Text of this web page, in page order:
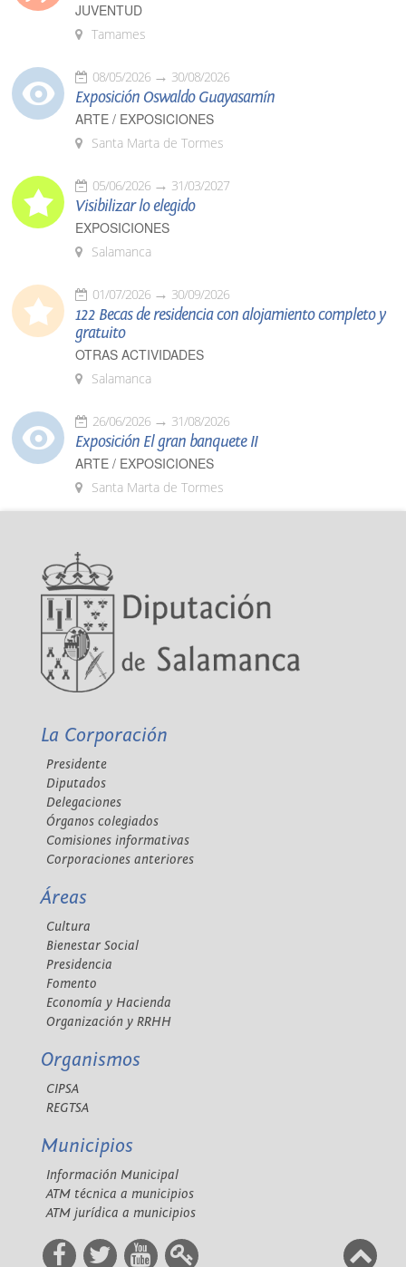
JUVENTUD
Tamames
08/05/2026 30/08/2026
Exposición Oswaldo Guayasamín
ARTE / EXPOSICIONES
Santa Marta de Tormes
05/06/2026 31/03/2027
Visibilizar lo elegido
EXPOSICIONES
Salamanca
01/07/2026 30/09/2026
122 Becas de residencia con alojamiento completo y
gratuito
OTRAS ACTIVIDADES
Salamanca
26/06/2026 31/08/2026
Exposición El gran banquete II
ARTE / EXPOSICIONES
Santa Marta de Tormes
La Corporación
Presidente
Diputados
Delegaciones
Órganos colegiados
Comisiones informativas
Corporaciones anteriores
Áreas
Cultura
Bienestar Social
Presidencia
Fomento
Economía y Hacienda
Organización y RRHH
Organismos
CIPSA
REGTSA
Municipios
Información Municipal
ATM técnica a municipios
ATM jurídica a municipios